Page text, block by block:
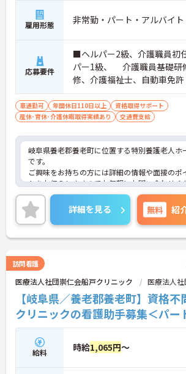
雇用形態 非常勤・パート・アルバイト
応募要件
■ヘルパー2級、介護職員初
パー1級、 介護職員基礎研
修、介護福祉士、自動車免
持ちの方
車通勤可 年間休日110日以上
資格取得サポート
産休･育休･介護休暇取得実績あり
交通費支給
岐阜県養老郡養老町に位置する特別養護老人ホ
です。
ご興味をお持ちの方には詳細の情報や面接のポ
トをお伝えしますのでお気軽にお問い合わせく
いませ。
詳細を見る 無料 紹
訪問看護
医療法人社団崇仁会船戸クリニック 医療法人
【岐阜県／養老郡養老町】資格
クリニックの看護助手募集＜パー
給料 時給1,065円～